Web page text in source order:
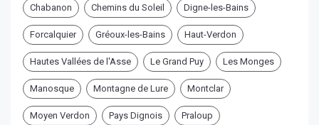
Chabanon Chemins du Soleil Digne-les-Bains
Forcalquier Gréoux-les-Bains Haut-Verdon
Hautes Vallées de l'Asse Le Grand Puy Les Monges
Manosque Montagne de Lure Montclar
Moyen Verdon Pays Dignois Praloup